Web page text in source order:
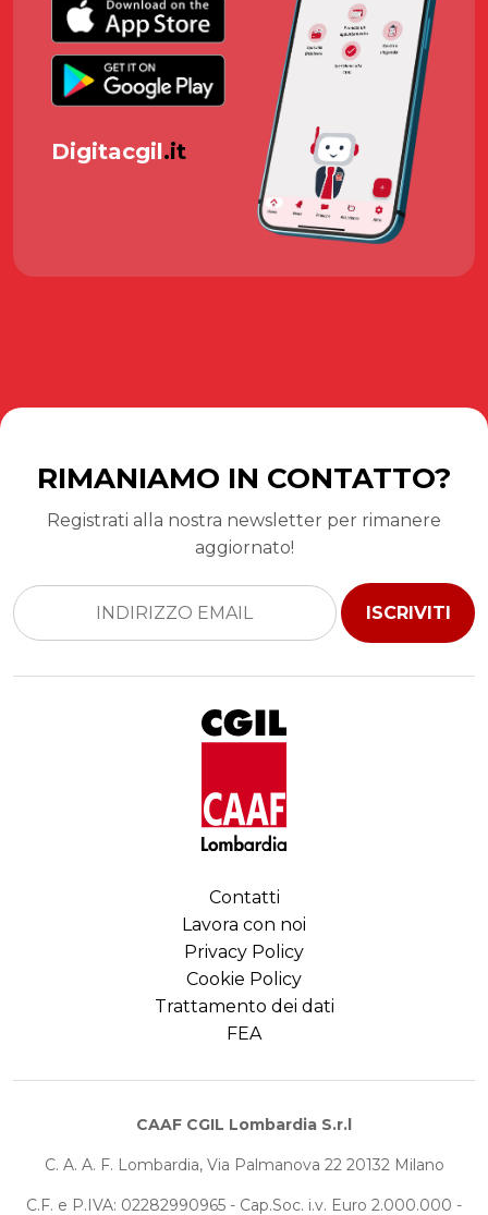
Digitacgil.it
RIMANIAMO IN CONTATTO?
Registrati alla nostra newsletter per rimanere
aggiornato!
ISCRIVITI
Contatti
Lavora con noi
Privacy Policy
Cookie Policy
Trattamento dei dati
FEA
CAAF CGIL Lombardia S.r.l
C. A. A. F. Lombardia, Via Palmanova 22 20132 Milano
C.F. e P.IVA: 02282990965 - Cap.Soc. i.v. Euro 2.000.000 -